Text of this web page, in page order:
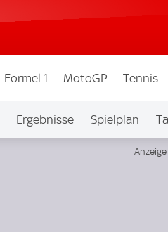
Formel 1 MotoGP Tennis
Ergebnisse Spielplan